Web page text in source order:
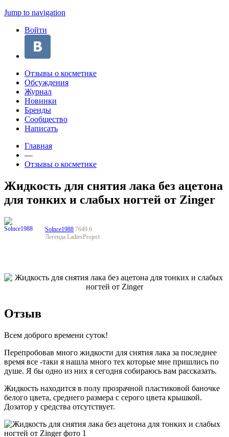
Jump to navigation
Войти
Отзывы о косметике
Обсуждения
Журнал
Новинки
Бренды
Сообщество
Написать
Главная
—
Отзывы о косметике
Жидкость для снятия лака без ацетона
для тонких и слабых ногтей от Zinger
Solnce1988 7649.6
Легенда LadiesProject
Отзыв
Всем доброго времени суток!
Перепробовав много жидкости для снятия лака за последнее
время все -таки я нашла много тех которые мне пришлись по
душе. Я бы одно из них я сегодня собираюсь вам рассказать.
Жидкость находится в полу прозрачной пластиковой баночке
белого цвета, среднего размера с серого цвета крышкой.
Дозатор у средства отсутствует.